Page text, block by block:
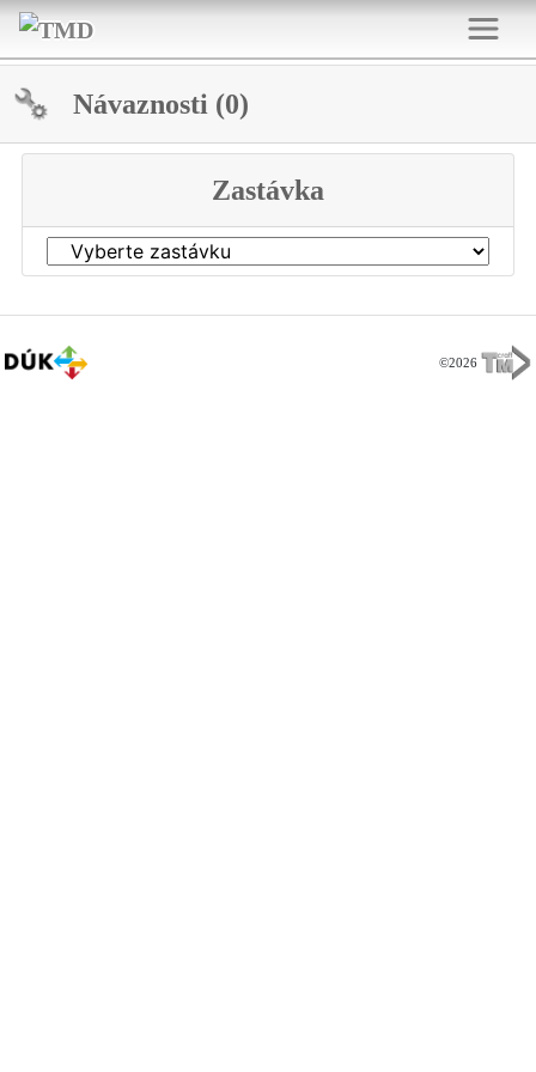
Návaznosti (0)
Zastávka
©2026